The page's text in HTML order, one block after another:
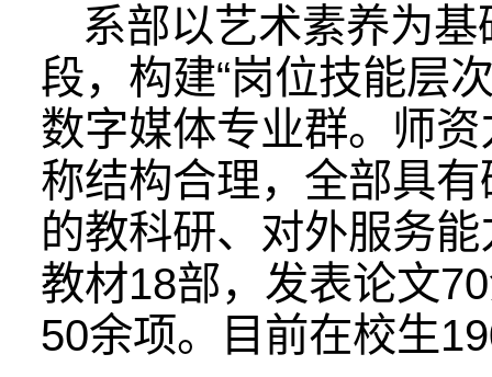
系部以艺术素养为
段，构建“岗位技能层
数字媒体专业群。师
称结构合理，全部具
的教科研、对外服务
教材18部，发表论文
50余项。目前在校生